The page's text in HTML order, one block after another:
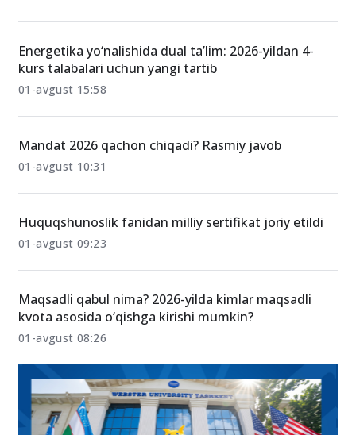
Energetika yo‘nalishida dual ta’lim: 2026-yildan 4-
kurs talabalari uchun yangi tartib
01-avgust 15:58
Mandat 2026 qachon chiqadi? Rasmiy javob
01-avgust 10:31
Huquqshunoslik fanidan milliy sertifikat joriy etildi
01-avgust 09:23
Maqsadli qabul nima? 2026-yilda kimlar maqsadli
kvota asosida o‘qishga kirishi mumkin?
01-avgust 08:26